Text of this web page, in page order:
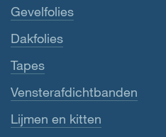
Gevelfolies
Dakfolies
Tapes
Vensterafdichtbanden
Lijmen en kitten